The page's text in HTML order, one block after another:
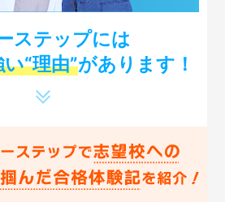
ステップには
“理由”があります！